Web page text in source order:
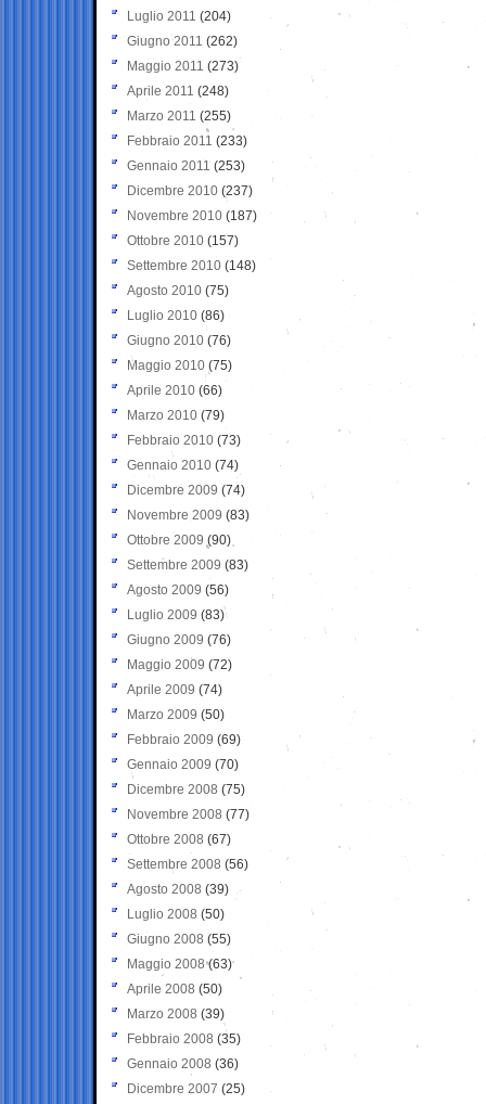
Luglio 2011 (204)
Giugno 2011 (262)
Maggio 2011 (273)
Aprile 2011 (248)
Marzo 2011 (255)
Febbraio 2011 (233)
Gennaio 2011 (253)
Dicembre 2010 (237)
Novembre 2010 (187)
Ottobre 2010 (157)
Settembre 2010 (148)
Agosto 2010 (75)
Luglio 2010 (86)
Giugno 2010 (76)
Maggio 2010 (75)
Aprile 2010 (66)
Marzo 2010 (79)
Febbraio 2010 (73)
Gennaio 2010 (74)
Dicembre 2009 (74)
Novembre 2009 (83)
Ottobre 2009 (90)
Settembre 2009 (83)
Agosto 2009 (56)
Luglio 2009 (83)
Giugno 2009 (76)
Maggio 2009 (72)
Aprile 2009 (74)
Marzo 2009 (50)
Febbraio 2009 (69)
Gennaio 2009 (70)
Dicembre 2008 (75)
Novembre 2008 (77)
Ottobre 2008 (67)
Settembre 2008 (56)
Agosto 2008 (39)
Luglio 2008 (50)
Giugno 2008 (55)
Maggio 2008(63)
Aprile 2008 (50)
Marzo 2008 (39)
Febbraio 2008 (35)
Gennaio 2008 (36)
Dicembre 2007 (25)